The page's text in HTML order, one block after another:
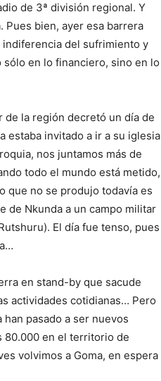
de 3ª división regional. Y
Pues bien, ayer esa barrera
del sufrimiento y
en lo financiero, sino en lo
de la región decretó un día de
estaba invitado a ir a su iglesia
nos juntamos más de
todo el mundo está metido,
que no se produjo todavía es
de Nkunda a un campo militar
El día fue tenso, pues
en stand-by que sacude
actividades cotidianas… Pero
pasado a ser nuevos
80.000 en el territorio de
volvimos a Goma, en espera